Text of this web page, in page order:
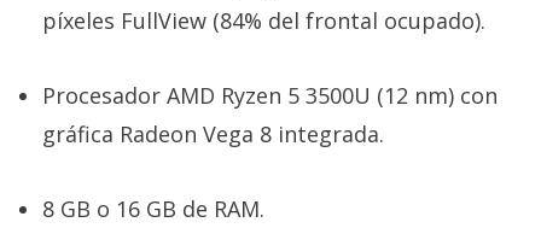
píxeles FullView (84% del frontal ocupado).
Procesador AMD Ryzen 5 3500U (12 nm) con
gráfica Radeon Vega 8 integrada.
8 GB o 16 GB de RAM.